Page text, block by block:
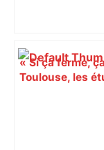
« Si ça ferme,
Toulouse, les